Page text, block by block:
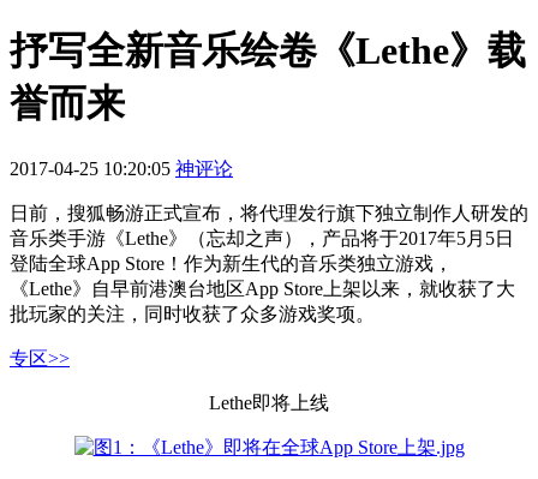
抒写全新音乐绘卷《Lethe》载
誉而来
2017-04-25 10:20:05 神评论
日前，搜狐畅游正式宣布，将代理发行旗下独立制作人研发的
音乐类手游《Lethe》（忘却之声），产品将于2017年5月5日
登陆全球App Store！作为新生代的音乐类独立游戏，
《Lethe》自早前港澳台地区App Store上架以来，就收获了大
批玩家的关注，同时收获了众多游戏奖项。
专区>>
Lethe即将上线